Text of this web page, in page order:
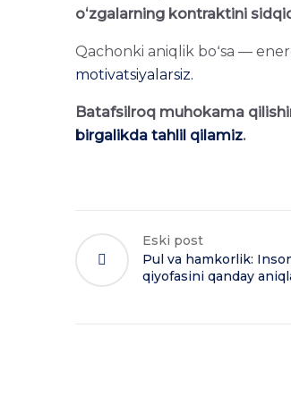
oʻzgalarning kontraktini
Qachonki aniqlik boʻsa —
motivatsiyalarsiz.
Batafsilroq muhokama
birgalikda tahlil qilamiz.
Eski post
Pul va hamkorlik:
qiyofasini qanday